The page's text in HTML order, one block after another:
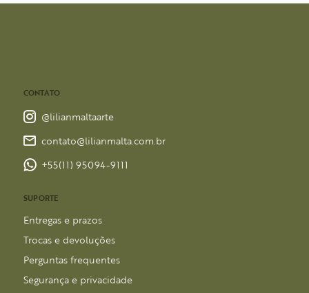
CONTATO
@lilianmaltaarte
contato@lilianmalta.com.br
+55(11) 95094-9111
SUPORTE
Entregas e prazos
Trocas e devoluções
Perguntas frequentes
Segurança e privacidade